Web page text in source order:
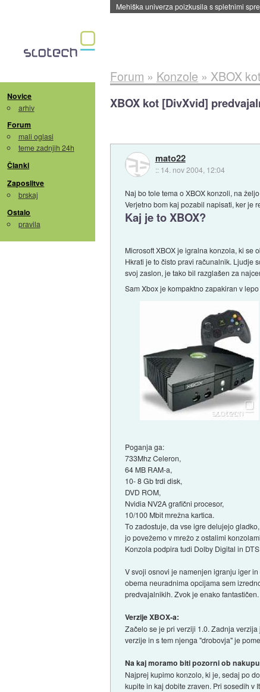
Evropska vesoljska agencija razvija svojo
Novice
arhiv
Forum
mali oglasi
teme zadnjih 24h
Članki
Zaposlitve
brskaj
Ostalo
pravila
Forum » Konzole » XBOX
XBOX kot [DivXvid]
mato22
:: 14. nov 2004, 12:04
Naj bo tole tema o XBOX konzoli, na
Verjetno bom kaj pozabil napisati, ker je
Kaj je to XBOX?
Microsoft XBOX je igralna konzola, ki se
Hkrati je to čisto pravi računalnik. Ljudje
svoj zaslon, je tako bil razglašen za
Sam Xbox je kompaktno zapakiran v
Poganja ga:
733Mhz Celeron,
64 MB RAM-a,
10- 8 Gb trdi disk,
DVD ROM,
Nvidia NV2A grafični procesor,
10/100 Mbit mrežna kartica.
To zadostuje, da vse igre delujejo
jo povežemo v mrežo z ostalimi
Konzola podpira tudi Dolby Digital in
V svoji osnovi je namenjen igranju iger
obema neuradnima opcijama sem
predvajalnikih. Zvok je enako fantastičen.
Verzije XBOX-a:
Začelo se je pri verziji 1.0. Zadnja
verzije in s tem njenga "drobovja" je
Na kaj moramo biti pozorni ob
Najprej kupimo konzolo, ki je, sedaj po
kupite in kaj dobite zraven. Pri sosedih v